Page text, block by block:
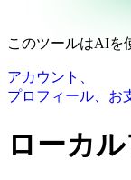
このツールはAIを
アカウント、
プロフィール、お
ローカ